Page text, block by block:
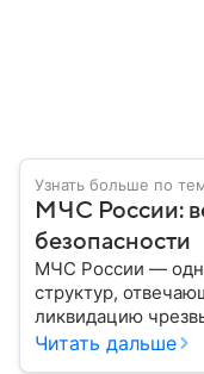
Узнать больше по
МЧС России:
безопасности
МЧС России —
структур,
ликвидацию
играет важную
Читать дальше